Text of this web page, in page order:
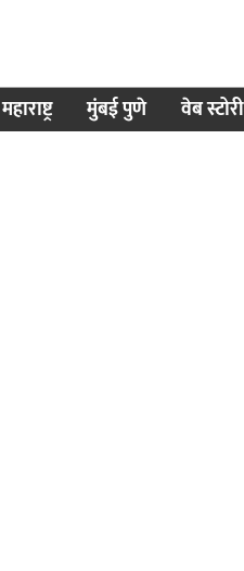
महाराष्ट्र मुंबई पुणे वेब